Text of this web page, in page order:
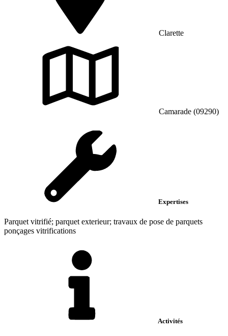
Clarette
Camarade (09290)
Expertises
Parquet vitrifié; parquet exterieur; travaux de pose de parquets
ponçages vitrifications
Activités